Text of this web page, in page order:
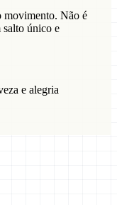
movimento. Não é
salto único e
e alegria